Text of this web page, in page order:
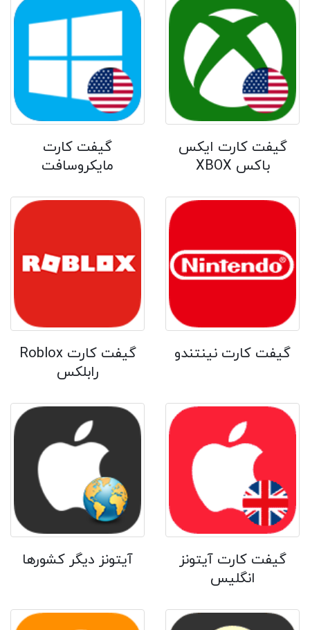
گیفت کارت ایکس
باکس XBOX
گیفت کارت
مایکروسافت
گیفت کارت نینتندو
گیفت کارت Roblox
رابلکس
گیفت کارت آیتونز
انگلیس
آیتونز دیگر کشورها